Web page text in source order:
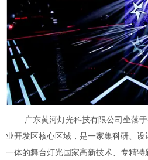
广东黄河灯光科技有限公司坐落于
业开发区核心区域，是一家集科研、
一体的舞台灯光国家高新技术、专精特